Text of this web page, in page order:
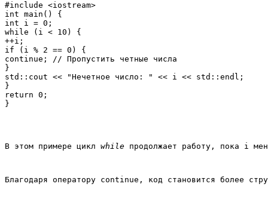
#include <iostream>
int main() {
int i = 0;
while (i < 10) {
++i;
if (i % 2 == 0) {
continue; // Пропустить четные числа
}
std::cout << "Нечетное число: " << i << std::endl;
}
return 0;
В этом примере цикл while продолжает работу, пока i
Благодаря оператору continue , код становится более